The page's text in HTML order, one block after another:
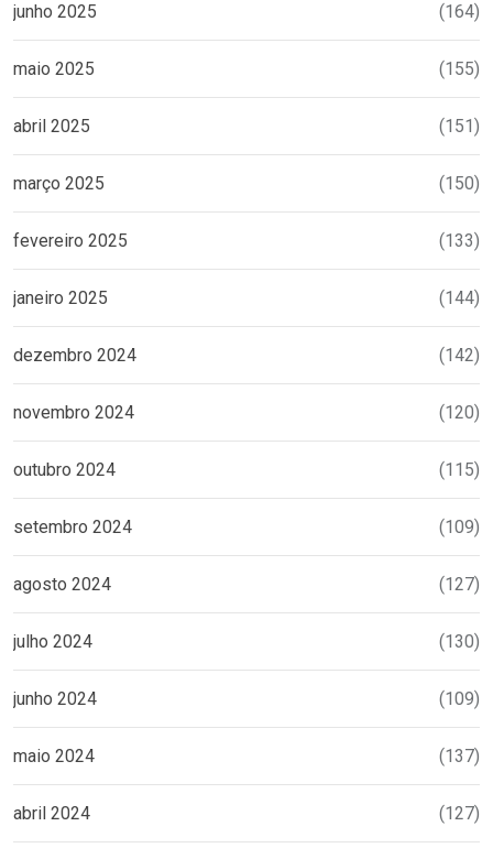
junho 2025 (164)
maio 2025 (155)
abril 2025 (151)
março 2025 (150)
fevereiro 2025 (133)
janeiro 2025 (144)
dezembro 2024 (142)
novembro 2024 (120)
outubro 2024 (115)
setembro 2024 (109)
agosto 2024 (127)
julho 2024 (130)
junho 2024 (109)
maio 2024 (137)
abril 2024 (127)